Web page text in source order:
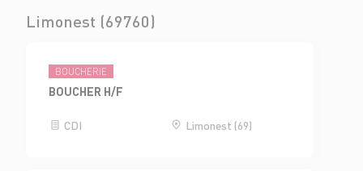
Limonest (69760)
BOUCHERIE
BOUCHER H/F
CDI Limonest (69)